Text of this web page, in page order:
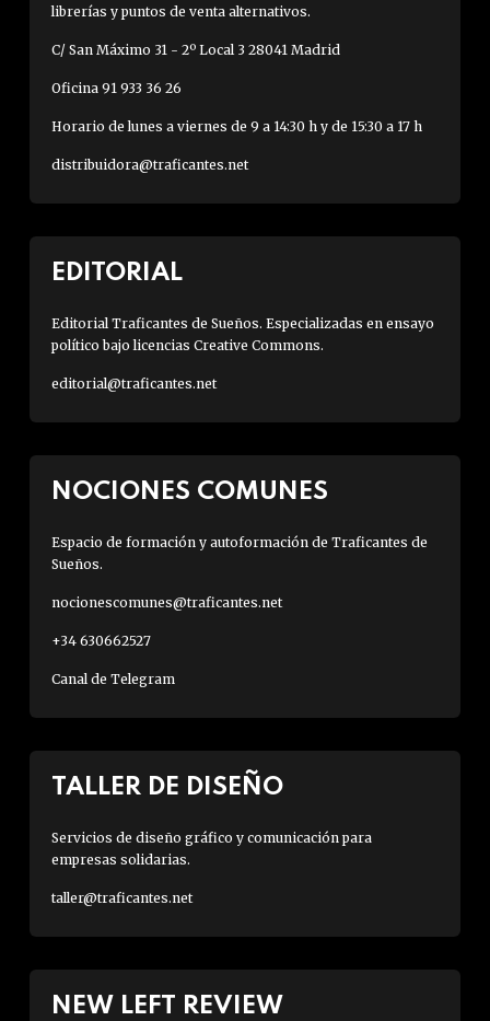
librerías y puntos de venta alternativos.
C/ San Máximo 31 - 2º Local 3 28041 Madrid
Oficina 91 933 36 26
Horario de lunes a viernes de 9 a 14:30 h y de 15:30 a 17 h
distribuidora@traficantes.net
EDITORIAL
Editorial Traficantes de Sueños. Especializadas en ensayo
político bajo licencias Creative Commons.
editorial@traficantes.net
NOCIONES COMUNES
Espacio de formación y autoformación de Traficantes de
Sueños.
nocionescomunes@traficantes.net
+34 630662527
Canal de Telegram
TALLER DE DISEÑO
Servicios de diseño gráfico y comunicación para
empresas solidarias.
taller@traficantes.net
NEW LEFT REVIEW